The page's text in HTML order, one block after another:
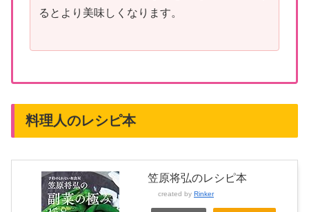
るとより美味しくなります。
料理人のレシピ本
笠原将弘のレシピ本
created by Rinker